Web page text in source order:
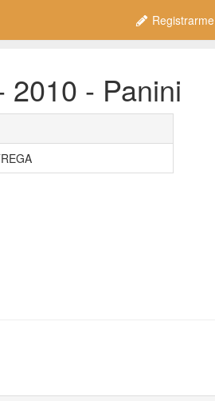
Registrarme
2010 - Panini